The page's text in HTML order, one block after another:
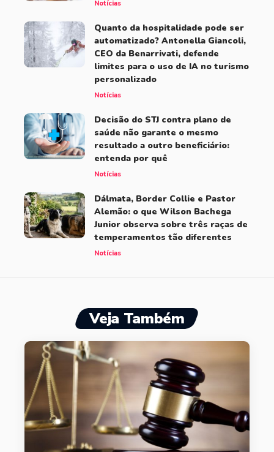
Notícias
Quanto da hospitalidade pode ser
automatizado? Antonella Giancoli,
CEO da Benarrivati, defende
limites para o uso de IA no turismo
personalizado
Notícias
Decisão do STJ contra plano de
saúde não garante o mesmo
resultado a outro beneficiário:
entenda por quê
Notícias
Dálmata, Border Collie e Pastor
Alemão: o que Wilson Bachega
Junior observa sobre três raças de
temperamentos tão diferentes
Notícias
Veja Também